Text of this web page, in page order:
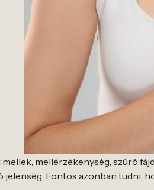
mellek, mellérzékenység, szúró
jelenség. Fontos azonban tudni,